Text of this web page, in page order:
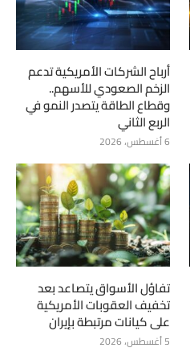
أرباح الشركات الأمريكية تدعم
الزخم الصعودي للأسهم..
وقطاع الطاقة يتصدر النمو في
الربع الثاني
6 أغسطس، 2026
تفاؤل الأسواق يتصاعد بعد
تخفيف العقوبات الأمريكية
على كيانات مرتبطة بإيران
5 أغسطس، 2026